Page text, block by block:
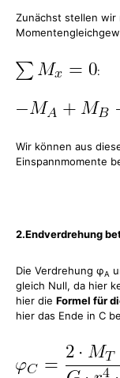
Zunächst stellen wir
:
Wir können aus
Einspannmomente
2.Endverdrehung
Die Verdrehung φA
gleich Null, da hier
hier die Formel für
hier das Ende in C